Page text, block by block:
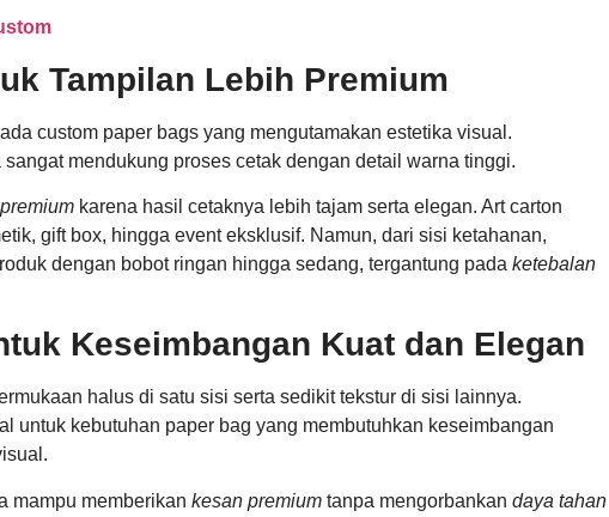
Tampilan Lebih Premium
custom paper bags yang mengutamakan estetika visual.
mendukung proses cetak dengan detail warna tinggi.
karena hasil cetaknya lebih tajam serta elegan. Art carton
gift box, hingga event eksklusif. Namun, dari sisi ketahanan,
dengan bobot ringan hingga sedang, tergantung pada ketebalan
Keseimbangan Kuat dan Elegan
halus di satu sisi serta sedikit tekstur di sisi lainnya.
untuk kebutuhan paper bag yang membutuhkan keseimbangan
mampu memberikan kesan premium tanpa mengorbankan daya tahan